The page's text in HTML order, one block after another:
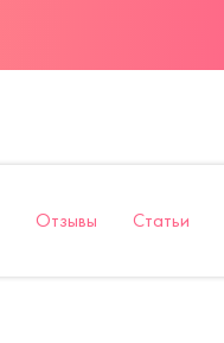
Отзывы Статьи